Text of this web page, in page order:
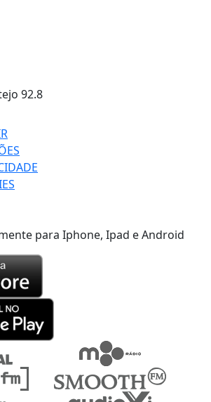
92.8
para Iphone, Ipad e Android